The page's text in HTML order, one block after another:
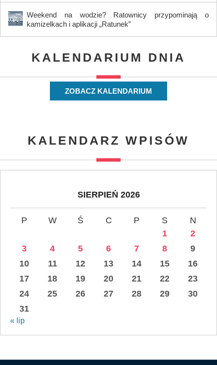
Weekend na wodzie? Ratownicy przypominają o
kamizelkach i aplikacji „Ratunek”
KALENDARIUM DNIA
ZOBACZ KALENDARIUM
KALENDARZ WPISÓW
SIERPIEŃ 2026
P W Ś C P S
N
1
2
3
4 5 6 7 8
9
10
11 12 13 14 15
16
17
18 19 20 21 22
23
24
25 26 27 28 29
30
31
« lip